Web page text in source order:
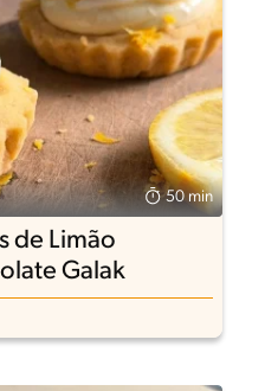
50 min
de Limão
Galak